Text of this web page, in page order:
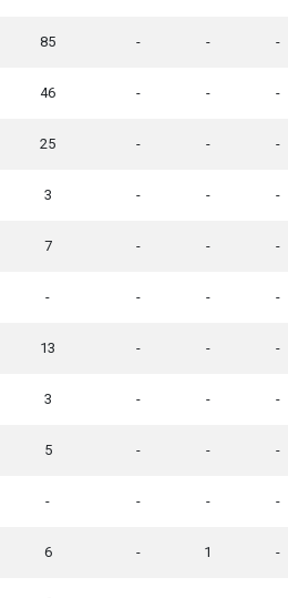
85 - - -
46 - - -
25 - - -
3 - - -
7 - - -
- - - -
13 - - -
3 - - -
5 - - -
- - - -
6 - 1 -